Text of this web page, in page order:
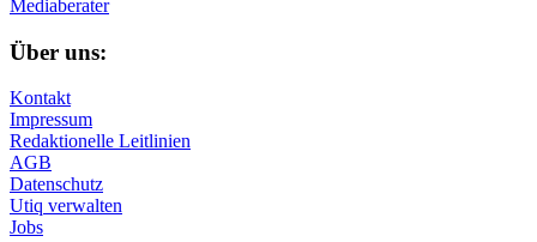
Mediaberater
Über uns:
Kontakt
Impressum
Redaktionelle Leitlinien
AGB
Datenschutz
Utiq verwalten
Jobs